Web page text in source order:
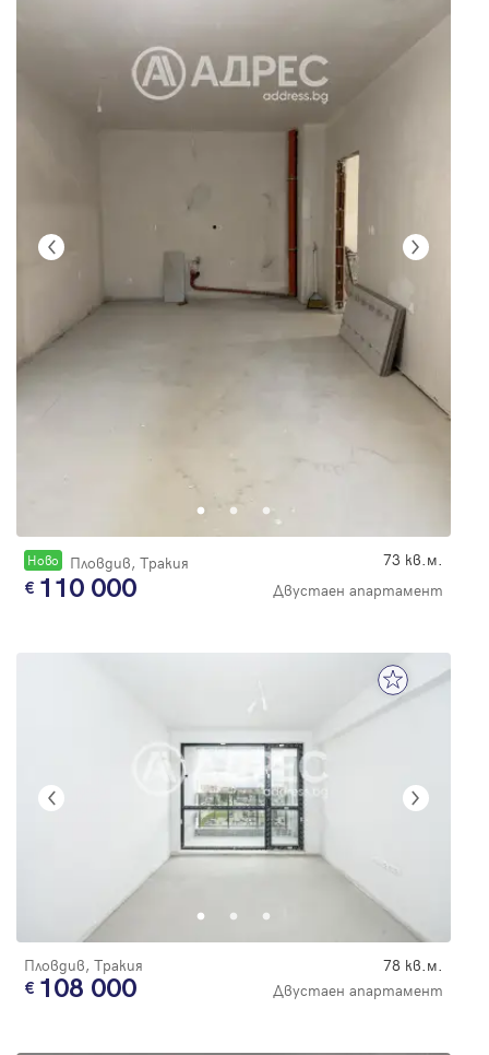
Новo Пловдив, Тракия 73 кв.м.
110 000 Двустаен апартамент
Пловдив, Тракия 78 кв.м.
108 000 Двустаен апартамент